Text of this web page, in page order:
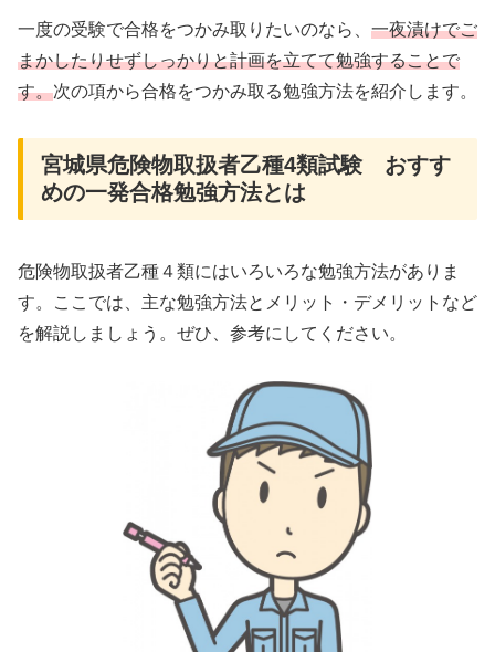
一度の受験で合格をつかみ取りたいのなら、 一夜漬けでご
まかしたりせずしっかりと計画を立てて勉強することで
す。次の項から合格をつかみ取る勉強方法を紹介します。
宮城県危険物取扱者乙種4類試験 おすす
めの一発合格勉強方法とは
危険物取扱者乙種４類にはいろいろな勉強方法がありま
す。ここでは、主な勉強方法とメリット・デメリットなど
を解説しましょう。ぜひ、参考にしてください。